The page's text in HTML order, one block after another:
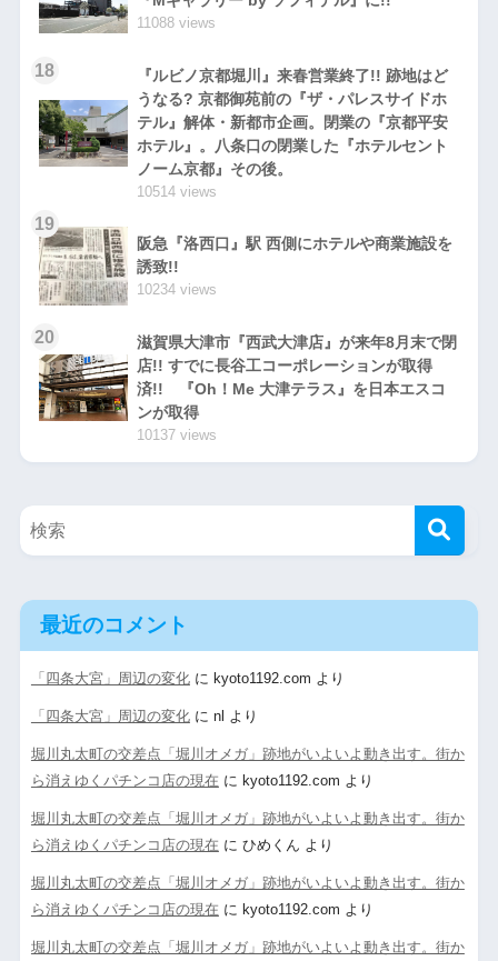
11088 views
18
『ルビノ京都堀川』来春営業終了!! 跡地はど
うなる? 京都御苑前の『ザ・パレスサイドホ
テル』解体・新都市企画。閉業の『京都平安
ホテル』。八条口の閉業した『ホテルセント
ノーム京都』その後。
10514 views
19
阪急『洛西口』駅 西側にホテルや商業施設を
誘致!!
10234 views
20
滋賀県大津市『西武大津店』が来年8月末で閉
店!! すでに長谷工コーポレーションが取得
済!! 『Oh！Me 大津テラス』を日本エスコ
ンが取得
10137 views
最近のコメント
「四条大宮」周辺の変化に kyoto1192.com より
「四条大宮」周辺の変化に nl より
堀川丸太町の交差点「堀川オメガ」跡地がいよいよ動き出す。街か
ら消えゆくパチンコ店の現在 に kyoto1192.com より
堀川丸太町の交差点「堀川オメガ」跡地がいよいよ動き出す。街か
ら消えゆくパチンコ店の現在 に ひめくん より
堀川丸太町の交差点「堀川オメガ」跡地がいよいよ動き出す。街か
ら消えゆくパチンコ店の現在 に kyoto1192.com より
堀川丸太町の交差点「堀川オメガ」跡地がいよいよ動き出す。街か